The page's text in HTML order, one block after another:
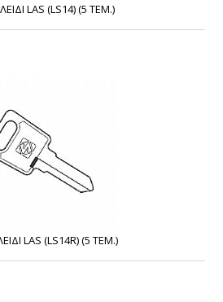
LAS (LS14) (5 ΤΕΜ.)
LAS (LS14R) (5 ΤΕΜ.)